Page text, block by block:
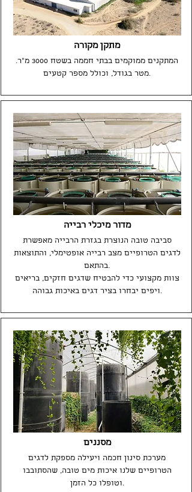
מתקן מקורה
המתקנים ממוקמים בבתי חממה בשטח 3000 מ"ר.
מטר בגודל, וכולל מספר קטעים.
מדור מיכלי רבייה
סביבה טובה הנוצרת בגזרת הרבייה מאפשרת
לדגים הטרופיים מצב רבייה אופטימלי, והתוצאות
בהתאם.
צוות מקצועי כדי להבטיח שדגים חזקים, בריאים
ויפים יבחרו בציר דגים באיכות גבוהה.
מסננים
מערכת סינון חכמה ויעילה מספקת לדגים
הטרופיים שלנו איכות מים טובה, שהסתובבו
וטופלו כל הזמן.